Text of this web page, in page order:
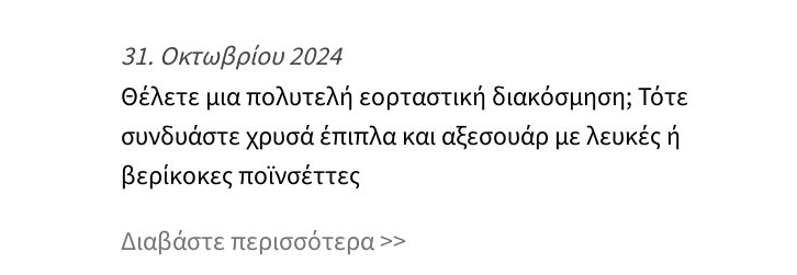
31. Οκτωβρίου 2024
Θέλετε μια πολυτελή εορταστική διακόσμηση; Τότε
συνδυάστε χρυσά έπιπλα και αξεσουάρ με λευκές ή
βερίκοκες ποϊνσέττες
Διαβάστε περισσότερα